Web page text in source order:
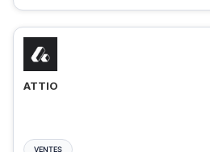
ATTIO
VENTES